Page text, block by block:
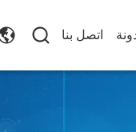
اتصل بنا